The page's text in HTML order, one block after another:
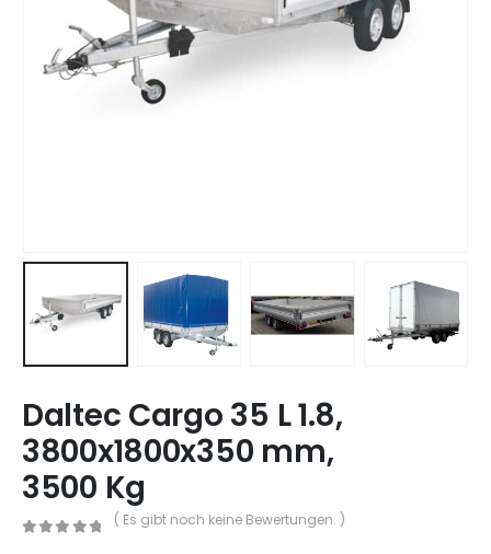
Daltec Cargo 35 L 1.8,
3800x1800x350 mm,
3500 Kg
( Es gibt noch keine Bewertungen. )